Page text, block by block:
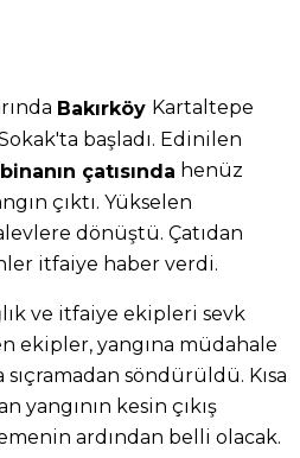
Bakırköy Kartaltepe
başladı. Edinilen
binanın çatısında henüz
çıktı. Yükselen
dönüştü. Çatıdan
itfaiye haber verdi.
ve itfaiye ekipleri sevk
ekipler, yangına müdahale
sıçramadan söndürüldü. Kısa
yangının kesin çıkış
ardından belli olacak.